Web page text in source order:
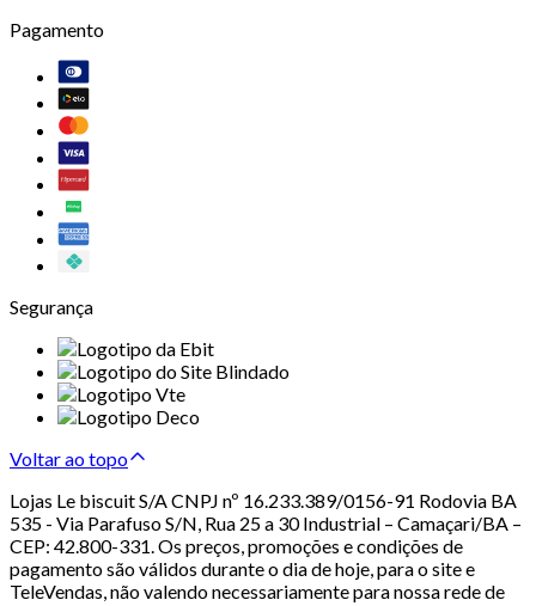
Pagamento
Segurança
Voltar ao topo
Lojas Le biscuit S/A CNPJ nº 16.233.389/0156-91 Rodovia BA
535 - Via Parafuso S/N, Rua 25 a 30 Industrial – Camaçari/BA –
CEP: 42.800-331. Os preços, promoções e condições de
pagamento são válidos durante o dia de hoje, para o site e
TeleVendas, não valendo necessariamente para nossa rede de